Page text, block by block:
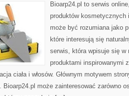
Bioarp24.pl to serwis
produktów kosmetycznych
może być rozumiana jako
które interesują się
serwis, która wpisuje się w
produktami inspirowanymi
ciała i włosów. Głównym motywem
Bioarp24.pl może zainteresować zarówno